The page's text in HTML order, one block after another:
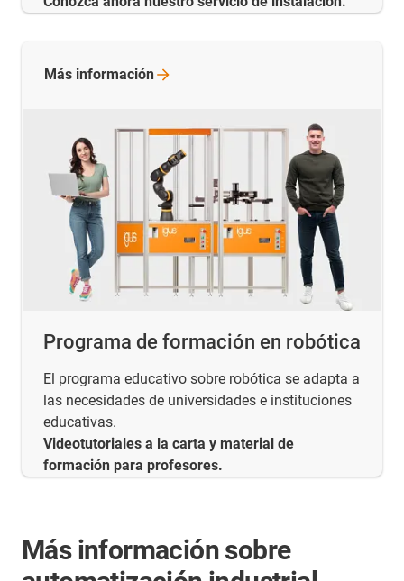
Programa de formación en robótica
El programa educativo sobre robótica se adapta a
las necesidades de universidades e instituciones
educativas.
Videotutoriales a la carta y material de
formación para profesores.
Más información
Más información sobre